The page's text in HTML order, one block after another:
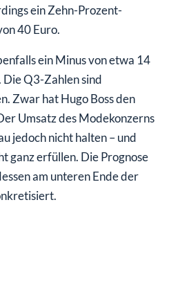
ein Zehn-Prozent-
40 Euro.
ein Minus von etwa 14
Q3-Zahlen sind
Zwar hat Hugo Boss den
Umsatz des Modekonzerns
jedoch nicht halten – und
ganz erfüllen. Die Prognose
am unteren Ende der